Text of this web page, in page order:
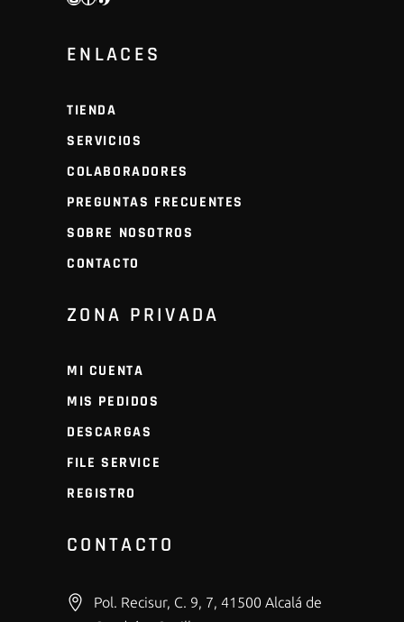
ENLACES
TIENDA
SERVICIOS
COLABORADORES
PREGUNTAS FRECUENTES
SOBRE NOSOTROS
CONTACTO
ZONA PRIVADA
MI CUENTA
MIS PEDIDOS
DESCARGAS
FILE SERVICE
REGISTRO
CONTACTO
Pol. Recisur, C. 9, 7, 41500 Alcalá de